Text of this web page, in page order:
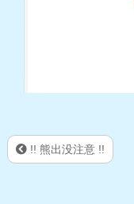
!! 熊出没注意 !!